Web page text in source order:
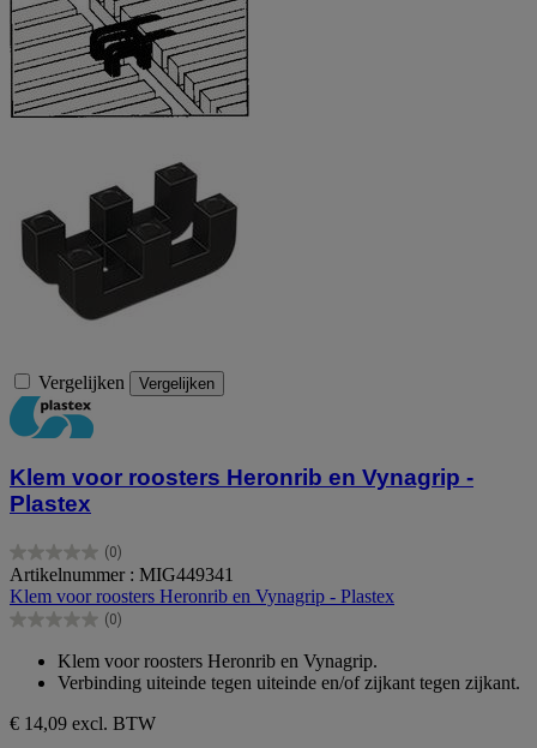
Vergelijken Vergelijken
Klem voor roosters Heronrib en Vynagrip -
Plastex
(0)
0.0
van
de
5
Artikelnummer : MIG449341
Klem voor roosters Heronrib en Vynagrip - Plastex
(0)
0.0
sterren.
Klem voor roosters Heronrib en Vynagrip.
Verbinding uiteinde tegen uiteinde en/of zijkant tegen zijkant.
€ 14,09 excl. BTW